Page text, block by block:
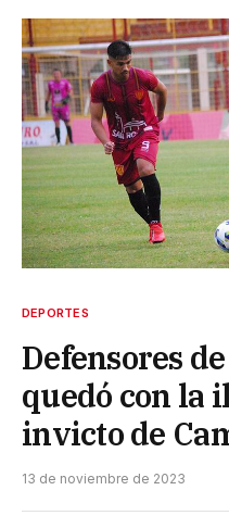
DEPORTES
Defensores
quedó con la
invicto de
13 de noviembre de 2023